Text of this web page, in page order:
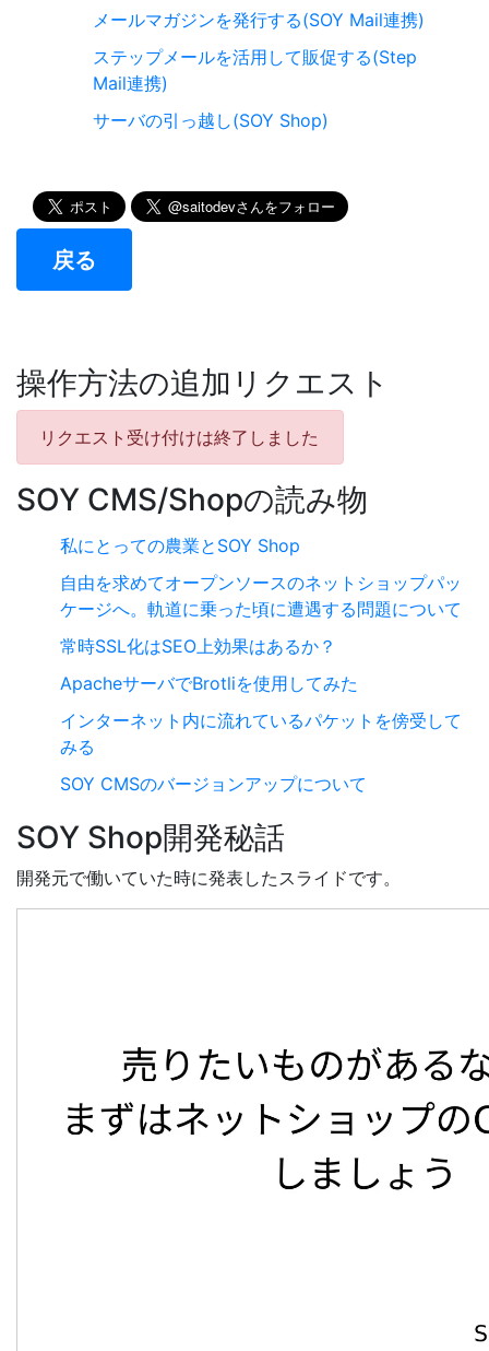
メールマガジンを発行する(SOY Mail連携)
ステップメールを活用して販促する(Step
Mail連携)
サーバの引っ越し(SOY Shop)
戻る
操作方法の追加リクエスト
リクエスト受け付けは終了しました
SOY CMS/Shopの読み物
私にとっての農業とSOY Shop
自由を求めてオープンソースのネットショップパッ
ケージへ。軌道に乗った頃に遭遇する問題について
常時SSL化はSEO上効果はあるか？
ApacheサーバでBrotliを使用してみた
インターネット内に流れているパケットを傍受して
みる
SOY CMSのバージョンアップについて
SOY Shop開発秘話
開発元で働いていた時に発表したスライドです。